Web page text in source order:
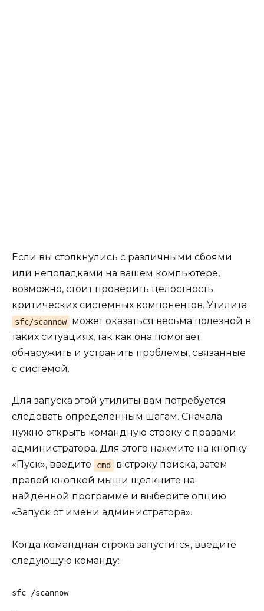
Если вы столкнулись с различными сбоями
или неполадками на вашем компьютере,
возможно, стоит проверить целостность
критических системных компонентов. Утилита
sfc/scannow
может оказаться весьма полезной в
таких ситуациях, так как она помогает
обнаружить и устранить проблемы, связанные
с системой.
Для запуска этой утилиты вам потребуется
следовать определенным шагам. Сначала
нужно открыть командную строку с правами
администратора. Для этого нажмите на кнопку
«Пуск», введите
cmd
в строку поиска, затем
правой кнопкой мыши щелкните на
найденной программе и выберите опцию
«Запуск от имени администратора».
Когда командная строка запустится, введите
следующую команду:
sfc /scannow